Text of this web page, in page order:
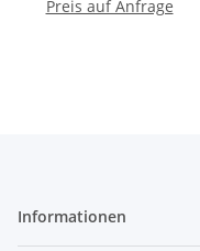
Preis auf Anfrage
Informationen